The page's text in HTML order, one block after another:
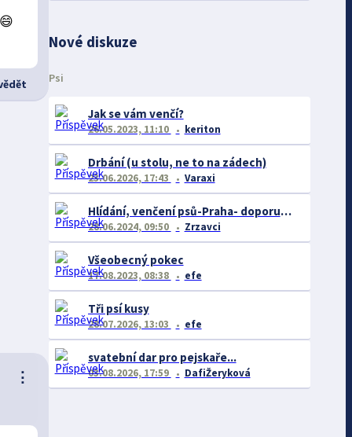
⋮
Nové diskuze
Psi
Jak se vám venčí?
26.05.2023, 11:10 keriton
Drbání (u stolu, ne to na zádech)
23.06.2026, 17:43 Varaxi
Hlídání, venčení psů-Praha- doporučení či naopak
28.06.2024, 09:50 Zrzavci
Všeobecný pokec
17.08.2023, 08:38 efe
Tři psí kusy
28.07.2026, 13:03 efe
svatební dar pro pejskaře...
03.08.2026, 17:59 DafiŽeryková